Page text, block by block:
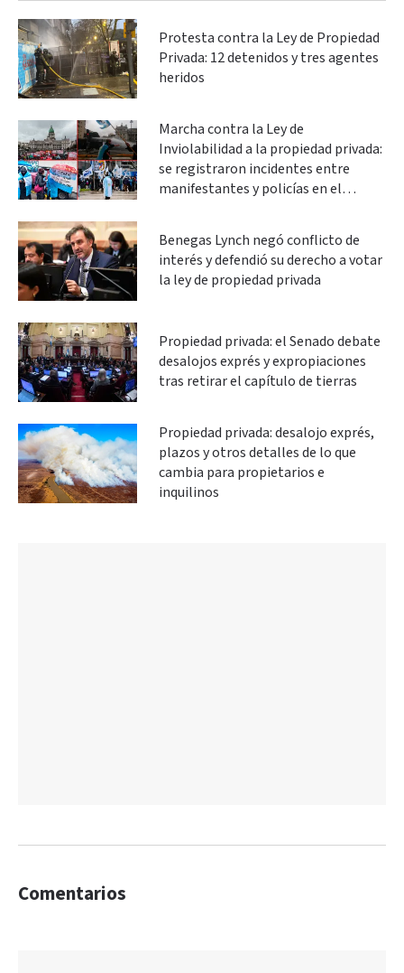
Protesta contra la Ley de Propiedad
Privada: 12 detenidos y tres agentes
heridos
Marcha contra la Ley de
Inviolabilidad a la propiedad privada:
se registraron incidentes entre
manifestantes y policías en el
Benegas Lynch negó conflicto de
interés y defendió su derecho a votar
la ley de propiedad privada
Propiedad privada: el Senado debate
desalojos exprés y expropiaciones
tras retirar el capítulo de tierras
Propiedad privada: desalojo exprés,
plazos y otros detalles de lo que
cambia para propietarios e
inquilinos
Comentarios